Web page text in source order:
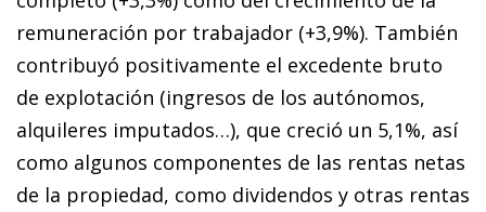
remuneración por trabajador (+3,9%). También
contribuyó positivamente el excedente bruto
de explotación (ingresos de los autónomos,
alquileres imputados…), que creció un 5,1%, así
como algunos componentes de las rentas netas
de la propiedad, como dividendos y otras rentas